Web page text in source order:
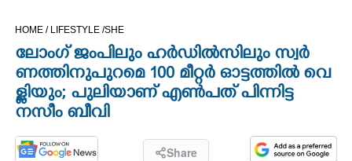
OPINION
HOME / LIFESTYLE /SHE
ലോംഗ് ജംപിലും ഹർ​ഡിൽ​സിലും സ്വർ​
ണത്തിനുപുറമെ 100 മീ​റ്റർ ഓട്ടത്തിൽ വെ​
ള്ളിയും​; പുലിയാണ് എൺപത് പിന്നിട്ട
നസീം ബീവി
Share